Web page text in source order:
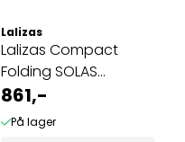
Lalizas
Lalizas Compact
Folding SOLAS
redningsvest
861,-
På lager